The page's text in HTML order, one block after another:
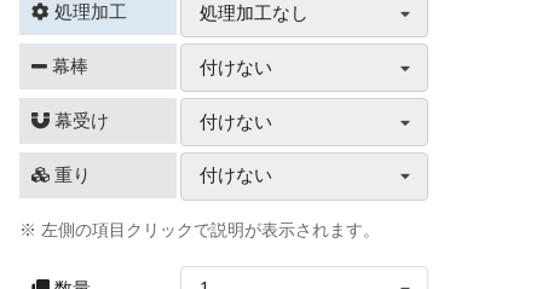
処理加工 処理加工なし
幕棒 付けない
幕受け 付けない
重り 付けない
※ 左側の項目クリックで説明が表示されます。